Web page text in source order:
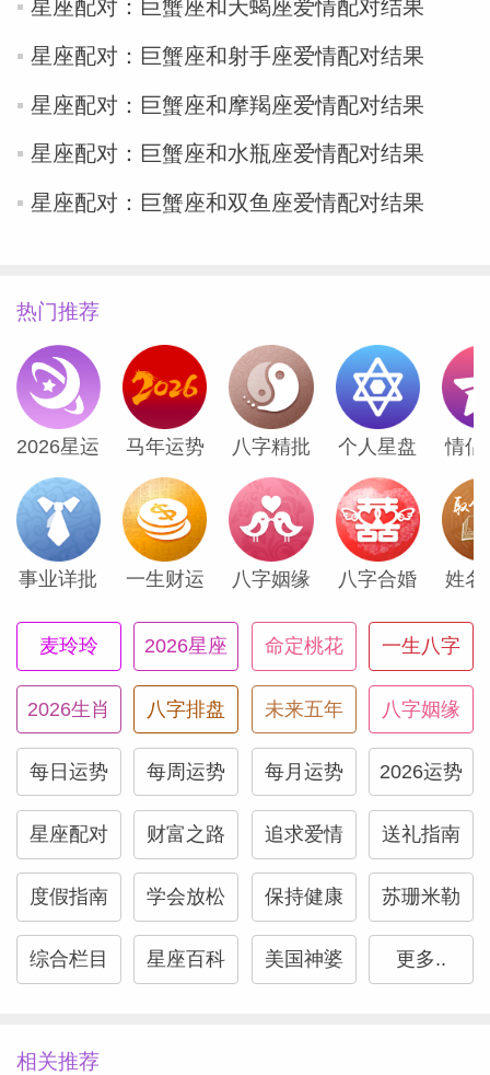
星座配对：巨蟹座和天蝎座爱情配对结果
星座配对：巨蟹座和射手座爱情配对结果
星座配对：巨蟹座和摩羯座爱情配对结果
星座配对：巨蟹座和水瓶座爱情配对结果
星座配对：巨蟹座和双鱼座爱情配对结果
热门推荐
2026星运 马年运势 八字精批 个人星盘 情侣
事业详批 一生财运 八字姻缘 八字合婚 姓名
麦玲玲 2026星座 命定桃花 一生八字
2026生肖 八字排盘 未来五年 八字姻缘
每日运势 每周运势 每月运势 2026运势
星座配对 财富之路 追求爱情 送礼指南
度假指南 学会放松 保持健康 苏珊米勒
综合栏目 星座百科 美国神婆 更多..
相关推荐